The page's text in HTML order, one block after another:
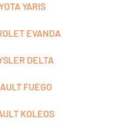
YARIS
EVANDA
DELTA
FUEGO
KOLEOS